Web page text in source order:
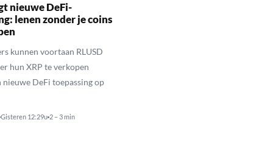
nieuwe DeFi-
lenen zonder je coins
kunnen voortaan RLUSD
hun XRP te verkopen
nieuwe DeFi toepassing op
Gisteren 12:29u 2 – 3 min